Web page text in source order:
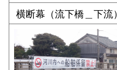
横断幕（流下橋＿下流）